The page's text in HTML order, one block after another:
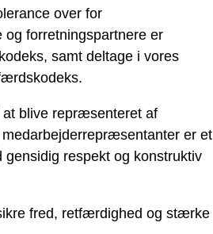
over for
forretningspartnere er
samt deltage i vores
blive repræsenteret af
er et
respekt og konstruktiv
fred, retfærdighed og stærke